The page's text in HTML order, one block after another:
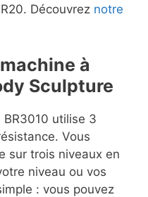
Découvrez notre
à
Sculpture
utilise 3
Vous
sur trois niveaux en
niveau ou vos
: vous pouvez